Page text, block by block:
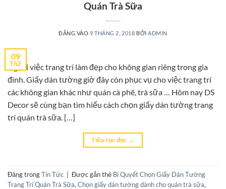
Quán Trà Sữa
ĐĂNG VÀO 9 THÁNG 2, 2018 BỞI ADMIN
09
Th2
Ngoài việc trang trí làm đẹp cho không gian riêng trong gia
đình. Giấy dán tường giờ đây còn phục vụ cho việc trang trí
các không gian khác như quán cà phê, trà sữa … Hôm nay DS
Decor sẽ cùng bạn tìm hiểu cách chọn giấy dán tường trang
trí quán trà sữa. […]
Tiếp tục đọc →
Đăng trongTin Tức Được gắn thẻ Bí Quyết Chọn Giấy Dán Tường
Trang Trí Quán Trà Sữa, Chọn giấy dán tường dành cho quán trà sữa,